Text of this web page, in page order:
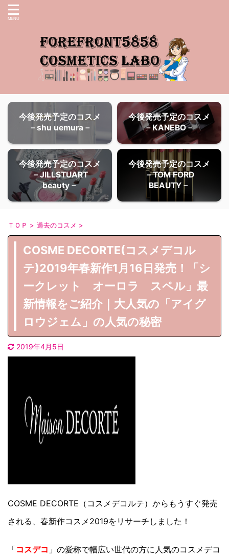
今後発売予定のコスメ
－shu uemura－
今後発売予定のコスメ
－KANEBO－
今後発売予定のコスメ
－JILLSTUART
beauty－
今後発売予定のコスメ
－TOM FORD
BEAUTY－
ＴＯＰ > 過去のコスメ >
COSME DECORTE(コスメデコル
テ)2019年春新作1月16日発売！「シ
ークレット オーロラ スペル」最
新情報をご紹介｜大人気の「アイグ
ロウジェム」の人気の秘密
2019年4月5日
COSME DECORTE（コスメデコルテ）からもうすぐ発売
される、春新作コスメ2019をリサーチしました！
「コスデコ 」の愛称で幅広い世代の方に人気のコスメデコ